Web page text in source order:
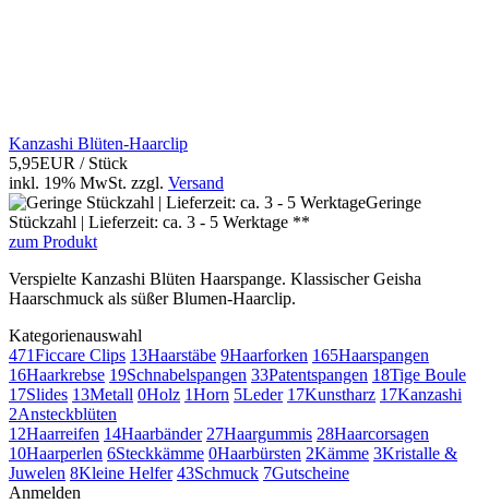
Kanzashi Blüten-Haarclip
5,95EUR / Stück
inkl. 19% MwSt. zzgl. Versand
Geringe
Stückzahl | Lieferzeit: ca. 3 - 5 Werktage **
zum Produkt
Verspielte Kanzashi Blüten Haarspange. Klassischer Geisha
Haarschmuck als süßer Blumen-Haarclip.
Kategorienauswahl
471Ficcare Clips 13Haarstäbe 9Haarforken 165Haarspangen
16Haarkrebse 19Schnabelspangen 33Patentspangen 18Tige Boule
17Slides 13Metall 0Holz 1Horn 5Leder 17Kunstharz 17Kanzashi
2Ansteckblüten
12Haarreifen 14Haarbänder 27Haargummis 28Haarcorsagen
10Haarperlen 6Steckkämme 0Haarbürsten 2Kämme 3Kristalle &
Juwelen 8Kleine Helfer 43Schmuck 7Gutscheine
Anmelden